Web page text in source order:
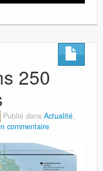
250
Publié dans Actualité,
commentaire